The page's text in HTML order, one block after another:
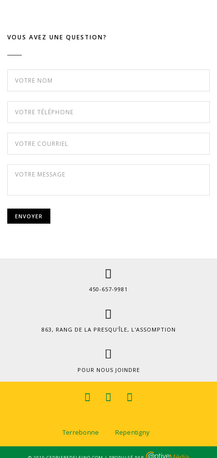
VOUS AVEZ UNE QUESTION?
450-657-9981
863, RANG DE LA PRESQU'ÎLE, L'ASSOMPTION
POUR NOUS JOINDRE
Terrebonne Repentigny